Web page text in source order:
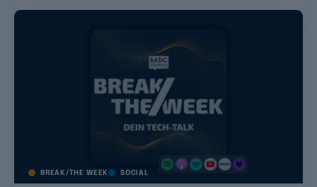
BREAK/THE WEEK SOCIAL